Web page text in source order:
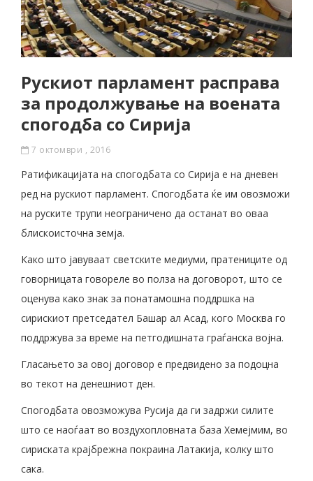
Рускиот парламент расправа
за продолжување на воената
спогодба со Сирија
7 октомври , 2016
Ратификацијата на спогодбата со Сирија е на дневен
ред на рускиот парламент. Спогодбата ќе им овозможи
на руските трупи неограничено да останат во оваа
блискоисточна земја.
Како што јавуваат светските медиуми, пратениците од
говорницата говореле во полза на договорот, што се
оценува како знак за понатамошна поддршка на
сирискиот претседател Башар ал Асад, кого Москва го
поддржува за време на петгодишната граѓанска војна.
Гласањето за овој договор е предвидено за подоцна
во текот на денешниот ден.
Спогодбата овозможува Русија да ги задржи силите
што се наоѓаат во воздухопловната база Хемејмим, во
сириската крајбрежна покраина Латакија, колку што
сака.